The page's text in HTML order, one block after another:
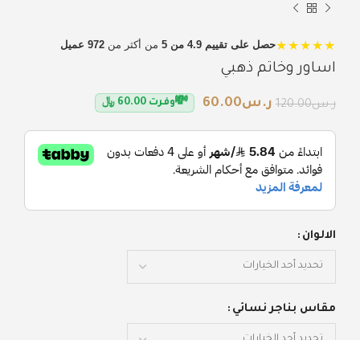
★★★★★حصل على تقييم 4.9 من 5 من أكثر من 972 عميل
اساور وخاتم ذهبي
ر.س120.00 ر.س60.00
💸وفرت 60.00 ﷼
الالوان
مقاس بناجر نسائي